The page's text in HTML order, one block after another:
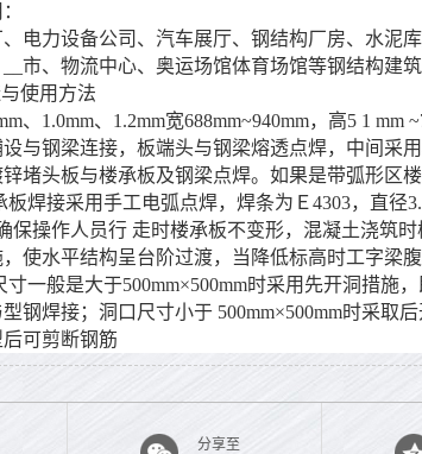
力设备公司、汽车展厅、钢结构厂房、水泥
市、物流中心、奥运场馆体育场馆等钢结构建筑
使用方法
1.0mm、1.2mm宽688mm~940mm，高5 1 mm
与钢梁连接，板端头与钢梁熔透点焊，中间采
堵头板与楼承板及钢梁点焊。如果是带弧形区
焊接采用手工电弧点焊，焊条为Ｅ4303，直径
保操作人员行 走时楼承板不变形，混凝土浇筑
使水平结构呈台阶过渡，当降低标高时工字梁
一般是大于500mm×500mm时采用先开洞措施
钢焊接；洞口尺寸小于 500mm×500mm时采取
可剪断钢筋
分享至